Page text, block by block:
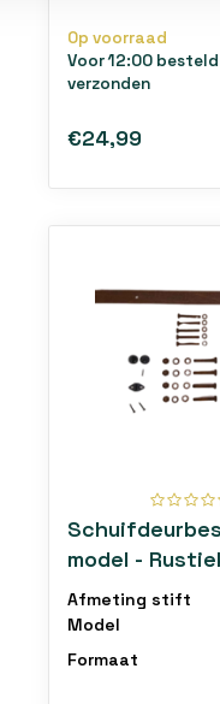
Op voorraad
Voor 12:00
verzonden
€24,99
model -
Afmeting stift
Model
Formaat